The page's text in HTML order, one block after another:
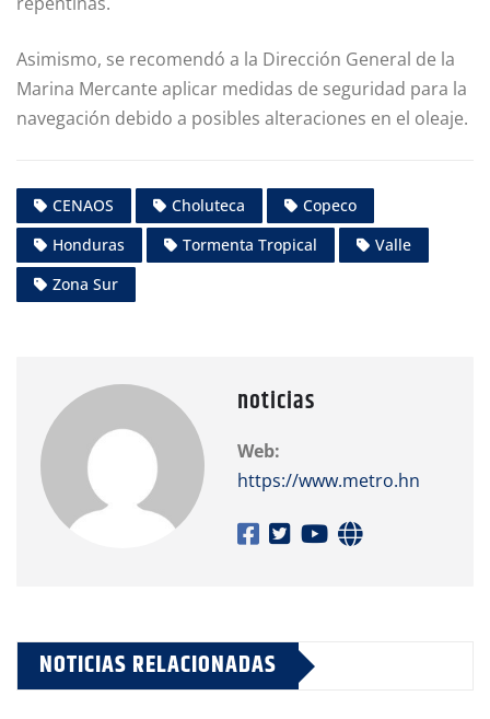
Asimismo, se recomendó a la Dirección General de la
Marina Mercante aplicar medidas de seguridad para la
navegación debido a posibles alteraciones en el oleaje.
CENAOS Choluteca
Copeco
Honduras
Tormenta Tropical
Valle
Zona Sur
noticias
Web:
https://www.metro.hn
NOTICIAS RELACIONADAS